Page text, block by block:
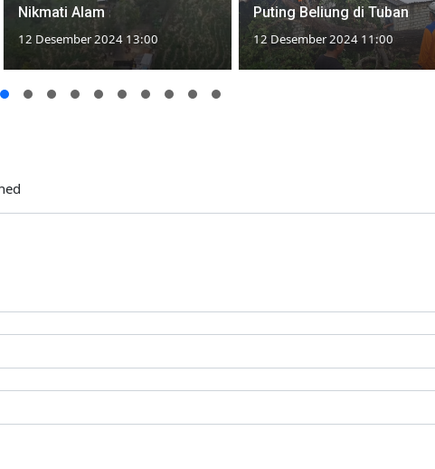
Nikmati Alam
12 Desember 2024 13:00
Puting Beliung di Tuban
12 Desember 2024 11:00